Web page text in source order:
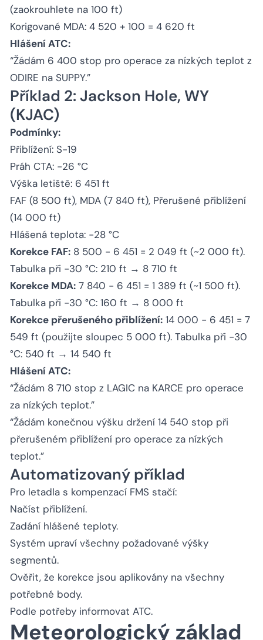
(zaokrouhlete na 100 ft)
Korigované MDA: 4 520 + 100 = 4 620 ft
Hlášení ATC:
“Žádám 6 400 stop pro operace za nízkých teplot z
ODIRE na SUPPY.”
Příklad 2: Jackson Hole, WY
(KJAC)
Podmínky:
Přiblížení: S-19
Práh CTA: −26 °C
Výška letiště: 6 451 ft
FAF (8 500 ft), MDA (7 840 ft), Přerušené přiblížení
(14 000 ft)
Hlášená teplota: −28 °C
Korekce FAF: 8 500 − 6 451 = 2 049 ft (~2 000 ft).
Tabulka při −30 °C: 210 ft → 8 710 ft
Korekce MDA: 7 840 − 6 451 = 1 389 ft (~1 500 ft).
Tabulka při −30 °C: 160 ft → 8 000 ft
Korekce přerušeného přiblížení: 14 000 − 6 451 = 7
549 ft (použijte sloupec 5 000 ft). Tabulka při −30
°C: 540 ft → 14 540 ft
Hlášení ATC:
“Žádám 8 710 stop z LAGIC na KARCE pro operace
za nízkých teplot.”
“Žádám konečnou výšku držení 14 540 stop při
přerušeném přiblížení pro operace za nízkých
teplot.”
Automatizovaný příklad
Pro letadla s kompenzací FMS stačí:
Načíst přiblížení.
Zadání hlášené teploty.
Systém upraví všechny požadované výšky
segmentů.
Ověřit, že korekce jsou aplikovány na všechny
potřebné body.
Podle potřeby informovat ATC.
Meteorologický základ